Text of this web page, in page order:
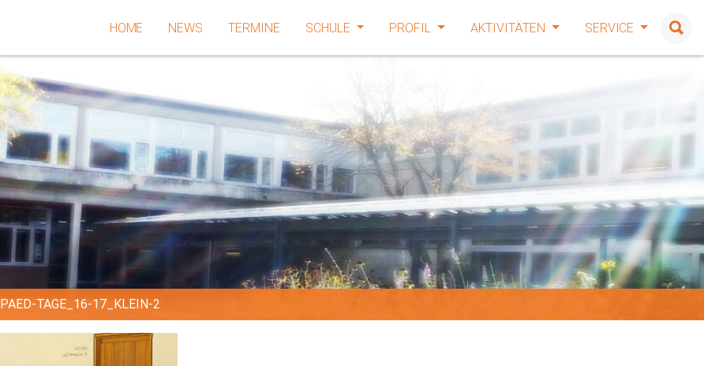
HOME NEWS TERMINE SCHULE PROFIL AKTIVITÄTEN SERVICE
PAED-TAGE_16-17_KLEIN-2